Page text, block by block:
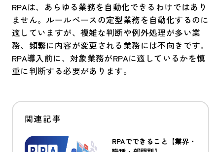
RPAは、あらゆる業務を自動化できるわけではあり
ません。ルールベースの定型業務を自動化するのに
適していますが、複雑な判断や例外処理が多い業
務、頻繁に内容が変更される業務には不向きです。
RPA導入前に、対象業務がRPAに適しているかを慎
重に判断する必要があります。
RPAでできること【業界・